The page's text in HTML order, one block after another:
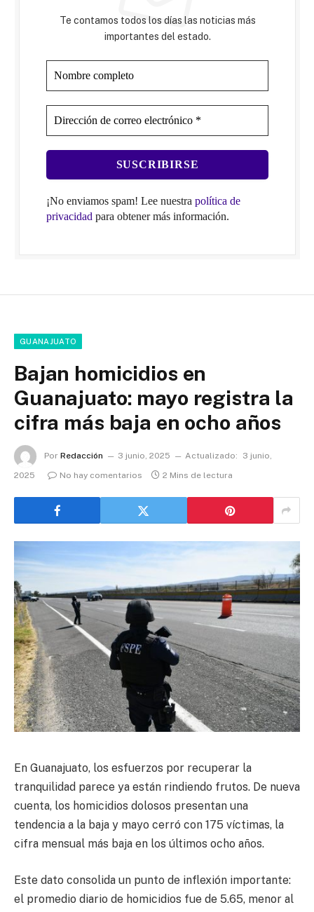
Te contamos todos los días las noticias más
importantes del estado.
¡No enviamos spam! Lee nuestra política de
privacidad para obtener más información.
GUANAJUATO
Bajan homicidios en
Guanajuato: mayo registra la
cifra más baja en ocho años
Por Redacción 3 junio, 2025 Actualizado:
3 junio,
2025
No hay comentarios 2 Mins de lectura
En Guanajuato, los esfuerzos por recuperar la
tranquilidad parece ya están rindiendo frutos. De nueva
cuenta, los homicidios dolosos presentan una
tendencia a la baja y mayo cerró con 175 víctimas, la
cifra mensual más baja en los últimos ocho años.
Este dato consolida un punto de inflexión importante:
el promedio diario de homicidios fue de 5.65, menor al